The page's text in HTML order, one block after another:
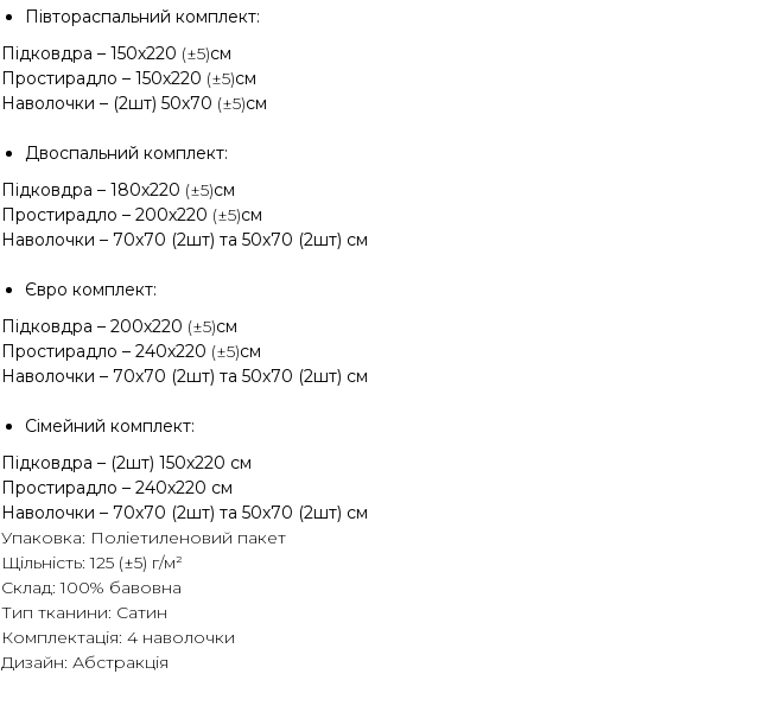
Півтораспальний комплект:
Підковдра – 150х220 (±5)см
Простирадло – 150х220 (±5)см
Наволочки – (2шт) 50х70 (±5)см
Двоспальний комплект:
Підковдра – 180х220 (±5)см
Простирадло – 200х220 (±5)см
Наволочки – 70х70 (2шт) та 50х70 (2шт) см
Євро комплект:
Підковдра – 200х220 (±5)см
Простирадло – 240х220 (±5)см
Наволочки – 70х70 (2шт) та 50х70 (2шт) см
Сімейний комплект:
Підковдра – (2шт) 150х220 см
Простирадло – 240х220 см
Наволочки – 70х70 (2шт) та 50х70 (2шт) см
Упаковка: Поліетиленовий пакет
Щільність: 125 (±5) г/м²
Склад: 100% бавовна
Тип тканини: Сатин
Комплектація: 4 наволочки
Дизайн: Абстракція